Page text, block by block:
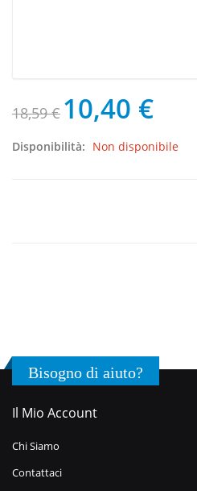
18,59 € 10,40 €
Disponibilità: Non disponibile
Bisogno di aiuto?
Il Mio Account
Chi Siamo
Contattaci